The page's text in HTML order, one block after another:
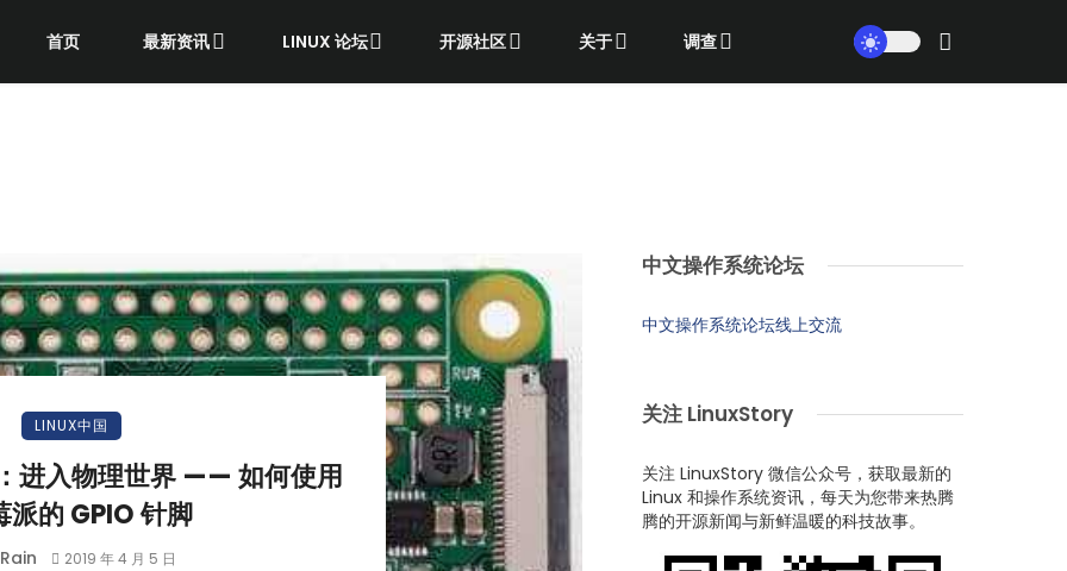
首页 最新资讯 LINUX 论坛 开源社区 关于 调查
LINUX中国
进入物理世界 —— 如何使用
派的 GPIO 针脚
Rain 2019 年 4 月 5 日
中文操作系统论坛
中文操作系统论坛线上交流
关注 LinuxStory
关注 LinuxStory 微信公众号，获取最新的
Linux 和操作系统资讯，每天为您带来热腾
腾的开源新闻与新鲜温暖的科技故事。